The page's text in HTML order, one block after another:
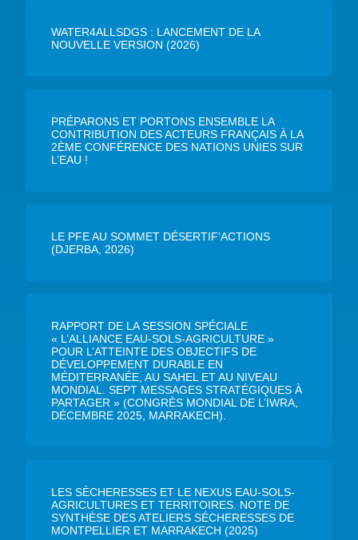
WATER4ALLSDGS : LANCEMENT DE LA
NOUVELLE VERSION (2026)
PRÉPARONS ET PORTONS ENSEMBLE LA
CONTRIBUTION DES ACTEURS FRANÇAIS À LA
2ÈME CONFÉRENCE DES NATIONS UNIES SUR
L’EAU !
LE PFE AU SOMMET DÉSERTIF’ACTIONS
(DJERBA, 2026)
RAPPORT DE LA SESSION SPÉCIALE
« L’ALLIANCE EAU-SOLS-AGRICULTURE »
POUR L’ATTEINTE DES OBJECTIFS DE
DÉVELOPPEMENT DURABLE EN
MÉDITERRANÉE, AU SAHEL ET AU NIVEAU
MONDIAL. SEPT MESSAGES STRATÉGIQUES À
PARTAGER » (CONGRÈS MONDIAL DE L’IWRA,
DÉCEMBRE 2025, MARRAKECH).
LES SÈCHERESSES ET LE NEXUS EAU-SOLS-
AGRICULTURES ET TERRITOIRES. NOTE DE
SYNTHÈSE DES ATELIERS SÉCHERESSES DE
MONTPELLIER ET MARRAKECH (2025)